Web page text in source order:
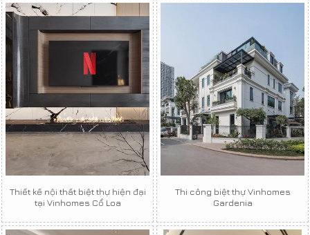
Thiết kế nội thất biệt thự hiện đại
tại Vinhomes Cổ Loa
Thi công biệt thự Vinhomes
Gardenia